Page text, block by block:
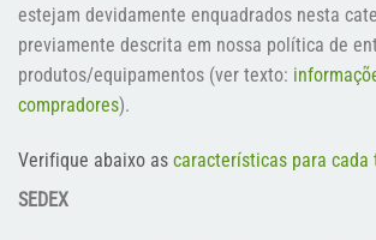
estejam devidamente enquadrados nesta
previamente descrita em nossa política de
produtos/equipamentos (ver texto:
compradores).
Verifique abaixo as características para cada
SEDEX